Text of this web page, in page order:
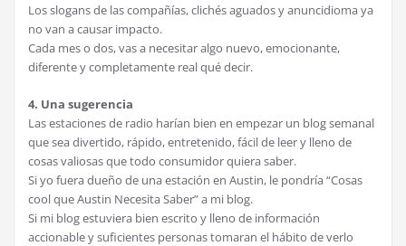
Los slogans de las compañías, clichés aguados y anuncidioma ya
no van a causar impacto.
Cada mes o dos, vas a necesitar algo nuevo, emocionante,
diferente y completamente real qué decir.
4. Una sugerencia
Las estaciones de radio harían bien en empezar un blog semanal
que sea divertido, rápido, entretenido, fácil de leer y lleno de
cosas valiosas que todo consumidor quiera saber.
Si yo fuera dueño de una estación en Austin, le pondría “Cosas
cool que Austin Necesita Saber” a mi blog.
Si mi blog estuviera bien escrito y lleno de información
accionable y suficientes personas tomaran el hábito de verlo